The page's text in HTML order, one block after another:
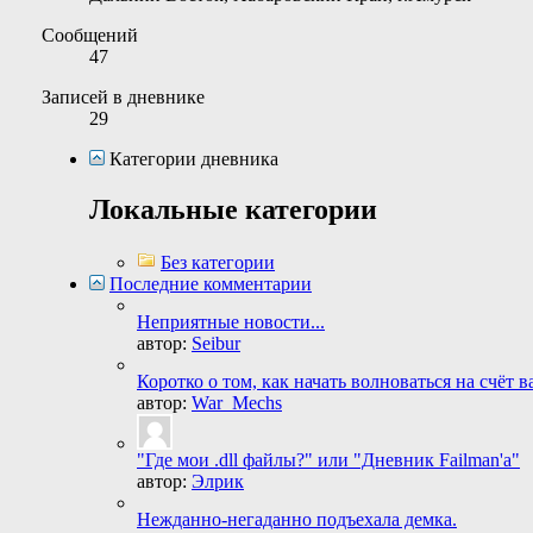
Сообщений
47
Записей в дневнике
29
Категории дневника
Локальные категории
Без категории
Последние комментарии
Неприятные новости...
автор: Seibur
Коротко о том, как начать волноваться на счёт
автор: War_Mechs
"Где мои .dll файлы?" или "Дневник Failman'а"
автор: Элрик
Нежданно-негаданно подъехала демка.